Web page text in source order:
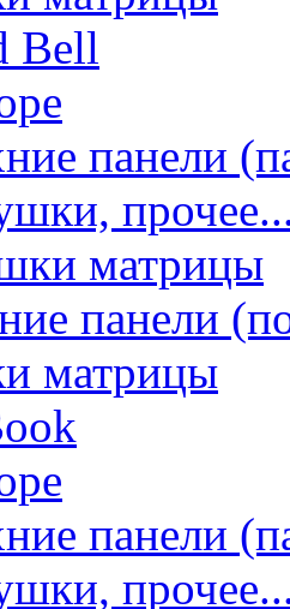
Bell
панели
матрицы
панели
матрицы
панели